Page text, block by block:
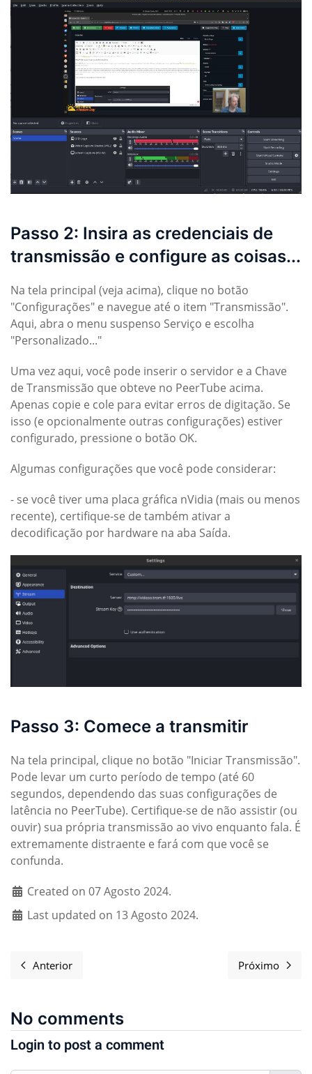
Passo 2: Insira as credenciais de
transmissão e configure as coisas...
Na tela principal (veja acima), clique no botão
"Configurações" e navegue até o item "Transmissão".
Aqui, abra o menu suspenso Serviço e escolha
"Personalizado..."
Uma vez aqui, você pode inserir o servidor e a Chave
de Transmissão que obteve no PeerTube acima.
Apenas copie e cole para evitar erros de digitação. Se
isso (e opcionalmente outras configurações) estiver
configurado, pressione o botão OK.
Algumas configurações que você pode considerar:
- se você tiver uma placa gráfica nVidia (mais ou menos
recente), certifique-se de também ativar a
decodificação por hardware na aba Saída.
Passo 3: Comece a transmitir
Na tela principal, clique no botão "Iniciar Transmissão".
Pode levar um curto período de tempo (até 60
segundos, dependendo das suas configurações de
latência no PeerTube). Certifique-se de não assistir (ou
ouvir) sua própria transmissão ao vivo enquanto fala. É
extremamente distraente e fará com que você se
confunda.
Created on 07 Agosto 2024.
Last updated on 13 Agosto 2024.
Artigo anterior: Style Elements for Freedomday events
Anterior Próximo
Próximo
No comments
Login to post a comment